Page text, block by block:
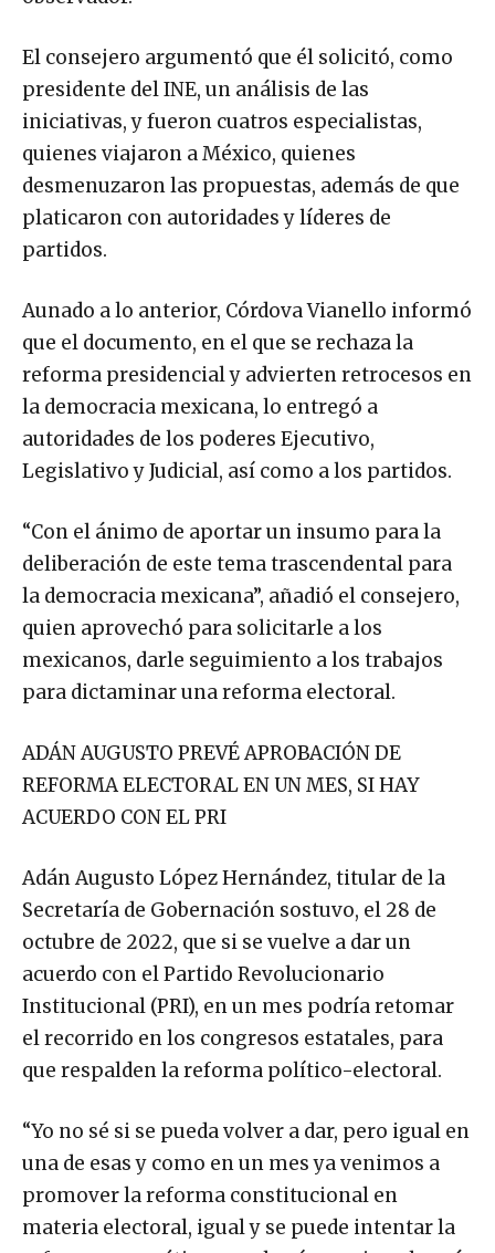
El consejero argumentó que él solicitó, como
presidente del INE, un análisis de las
iniciativas, y fueron cuatros especialistas,
quienes viajaron a México, quienes
desmenuzaron las propuestas, además de que
platicaron con autoridades y líderes de
partidos.
Aunado a lo anterior, Córdova Vianello informó
que el documento, en el que se rechaza la
reforma presidencial y advierten retrocesos en
la democracia mexicana, lo entregó a
autoridades de los poderes Ejecutivo,
Legislativo y Judicial, así como a los partidos.
“Con el ánimo de aportar un insumo para la
deliberación de este tema trascendental para
la democracia mexicana”, añadió el consejero,
quien aprovechó para solicitarle a los
mexicanos, darle seguimiento a los trabajos
para dictaminar una reforma electoral.
ADÁN AUGUSTO PREVÉ APROBACIÓN DE
REFORMA ELECTORAL EN UN MES, SI HAY
ACUERDO CON EL PRI
Adán Augusto López Hernández, titular de la
Secretaría de Gobernación sostuvo, el 28 de
octubre de 2022, que si se vuelve a dar un
acuerdo con el Partido Revolucionario
Institucional (PRI), en un mes podría retomar
el recorrido en los congresos estatales, para
que respalden la reforma político-electoral.
“Yo no sé si se pueda volver a dar, pero igual en
una de esas y como en un mes ya venimos a
promover la reforma constitucional en
materia electoral, igual y se puede intentar la